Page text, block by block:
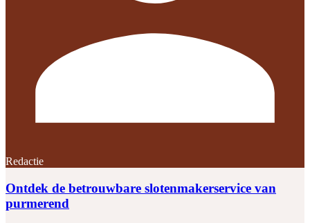
Redactie
Ontdek de betrouwbare slotenmakerservice van
purmerend